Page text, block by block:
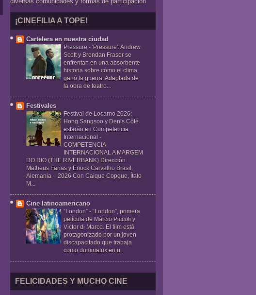
¡CINEFILIA A TOPE!
Cartelera en nuestra ciudad
Pressure - 'Pressure': Andrew
Scott y Brendan Fraser se
enfrentan en una absorbente
historia sobre cómo el clima
ganó la guerra. Adaptada de
la obra de teatro...
Festivales
Festival de Locarno 2026:
Hong Sangsoo y Denis Côté
estarán en Competencia
Internacional -
COMPETENCIA
INTERNACIONAL A MARGEM
DO RIO (THE RIVERBANK) Dirección:
Matheus Farias y Enock Carvalho Brasil,
Alemania – 2026 Con Caique Copque, Ítalo
M...
Cine latinoamericano
“London” - “London”, primera
película de Márcio Piccoli y
Victor di Marco. El film está
protagonizado por un joven
discapacitado que trabaja
como dominatrix en u...
FELICIDADES Y MUCHO CINE